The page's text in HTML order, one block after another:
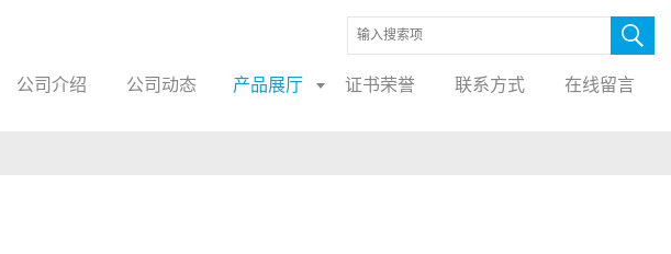
公司介绍 公司动态 产品展厅 证书荣誉 联系方式 在线留言